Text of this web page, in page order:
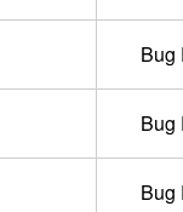
Bug
Bug
Bug